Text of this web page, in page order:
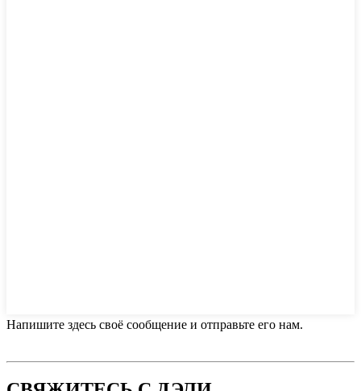
Напишите здесь своё сообщение и отправьте его нам.